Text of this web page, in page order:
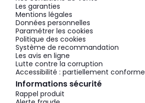
Les garanties
Mentions légales
Données personnelles
Paramétrer les cookies
Politique des cookies
Système de recommandation
Les avis en ligne
Lutte contre la corruption
Accessibilité : partiellement conforme
Informations sécurité
Rappel produit